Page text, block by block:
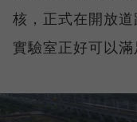
核，正式在開放
實驗室正好可以滿